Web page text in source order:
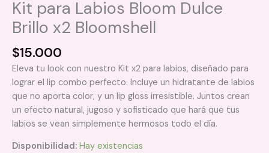
Kit para Labios Bloom Dulce
Brillo x2 Bloomshell
$15.000
Eleva tu look con nuestro Kit x2 para labios, diseñado para
lograr el lip combo perfecto. Incluye un hidratante de labios
que no aporta color, y un lip gloss irresistible. Juntos crean
un efecto natural, jugoso y sofisticado que hará que tus
labios se vean simplemente hermosos todo el día.
Disponibilidad: Hay existencias